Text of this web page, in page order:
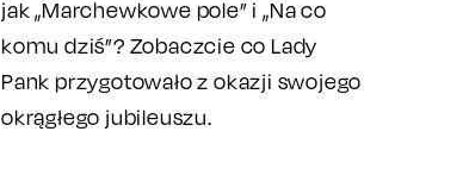
jak „Marchewkowe pole” i „Na co
komu dziś”? Zobaczcie co Lady
Pank przygotowało z okazji swojego
okrągłego jubileuszu.